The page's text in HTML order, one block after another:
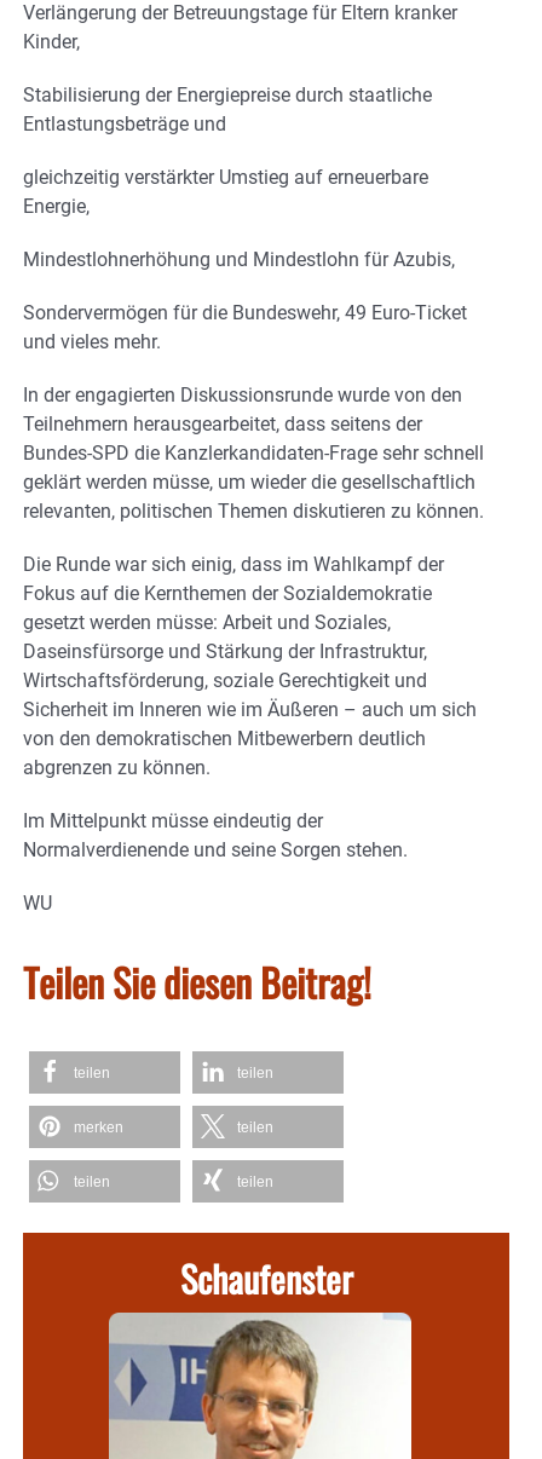
Verlängerung der Betreuungstage für Eltern kranker
Kinder,
Stabilisierung der Energiepreise durch staatliche
Entlastungsbeträge und
gleichzeitig verstärkter Umstieg auf erneuerbare
Energie,
Mindestlohnerhöhung und Mindestlohn für Azubis,
Sondervermögen für die Bundeswehr, 49 Euro-Ticket
und vieles mehr.
In der engagierten Diskussionsrunde wurde von den
Teilnehmern herausgearbeitet, dass seitens der
Bundes-SPD die Kanzlerkandidaten-Frage sehr schnell
geklärt werden müsse, um wieder die gesellschaftlich
relevanten, politischen Themen diskutieren zu können.
Die Runde war sich einig, dass im Wahlkampf der
Fokus auf die Kernthemen der Sozialdemokratie
gesetzt werden müsse: Arbeit und Soziales,
Daseinsfürsorge und Stärkung der Infrastruktur,
Wirtschaftsförderung, soziale Gerechtigkeit und
Sicherheit im Inneren wie im Äußeren – auch um sich
von den demokratischen Mitbewerbern deutlich
abgrenzen zu können.
Im Mittelpunkt müsse eindeutig der
Normalverdienende und seine Sorgen stehen.
WU
Teilen Sie diesen Beitrag!
teilen teilen
merken teilen
teilen teilen
Schaufenster